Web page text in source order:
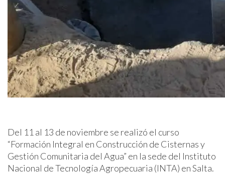
Del 11 al 13 de noviembre se realizó el curso
“Formación Integral en Construcción de Cisternas y
Gestión Comunitaria del Agua” en la sede del Instituto
Nacional de Tecnología Agropecuaria (INTA) en Salta.